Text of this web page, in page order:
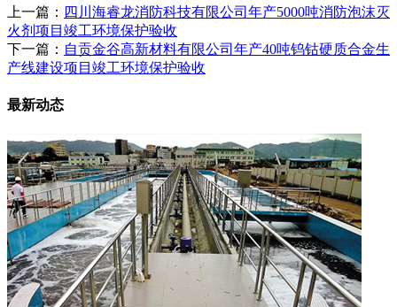
上一篇： 四川海睿龙消防科技有限公司年产5000吨消防泡沫灭
火剂项目竣工环境保护验收
下一篇： 自贡金谷高新材料有限公司年产40吨钨钴硬质合金生
产线建设项目竣工环境保护验收
最新动态